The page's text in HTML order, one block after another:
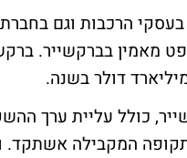
עסקי הרכבות וגם
מאמין בברקשייר.
בתקופה המקבילה